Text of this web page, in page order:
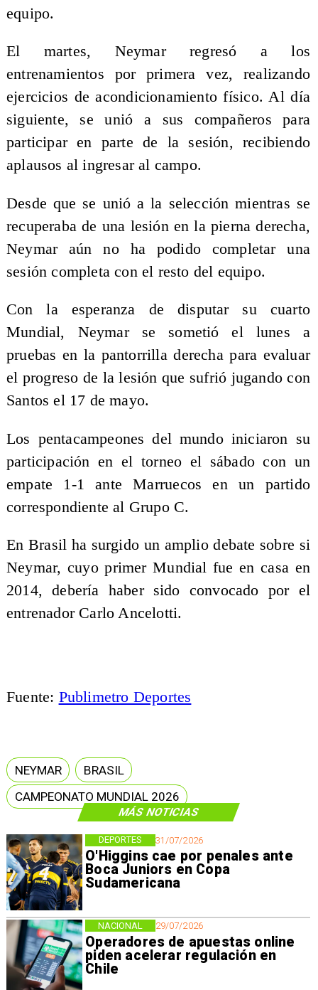
MÁS NOTICIAS
31/07/2026
O'Higgins cae por penales ante
Boca Juniors en Copa
Sudamericana
DEPORTES
29/07/2026
Operadores de apuestas online
piden acelerar regulación en
Chile
NACIONAL
equipo.
El martes, Neymar regresó a los
entrenamientos por primera vez, realizando
ejercicios de acondicionamiento físico. Al día
siguiente, se unió a sus compañeros para
participar en parte de la sesión, recibiendo
aplausos al ingresar al campo.
Desde que se unió a la selección mientras se
recuperaba de una lesión en la pierna derecha,
Neymar aún no ha podido completar una
sesión completa con el resto del equipo.
Con la esperanza de disputar su cuarto
Mundial, Neymar se sometió el lunes a
pruebas en la pantorrilla derecha para evaluar
el progreso de la lesión que sufrió jugando con
Santos el 17 de mayo.
Los pentacampeones del mundo iniciaron su
participación en el torneo el sábado con un
empate 1-1 ante Marruecos en un partido
correspondiente al Grupo C.
En Brasil ha surgido un amplio debate sobre si
Neymar, cuyo primer Mundial fue en casa en
2014, debería haber sido convocado por el
entrenador Carlo Ancelotti.
Fuente: Publimetro Deportes
NEYMAR
BRASIL
CAMPEONATO MUNDIAL 2026